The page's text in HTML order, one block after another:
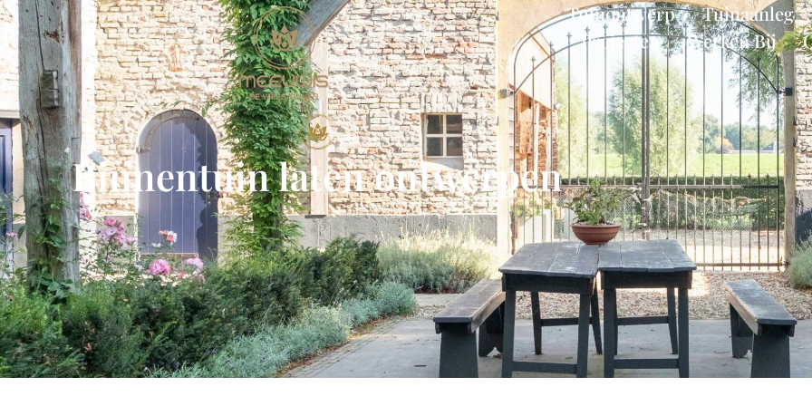
Tuinontwerp Tuinaanleg
Projecten
Werken Bij
Binnentuin laten ontwerpen